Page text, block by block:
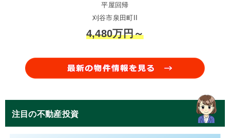
平屋回帰
刈谷市泉田町II
4,480万円～
注目の不動産投資